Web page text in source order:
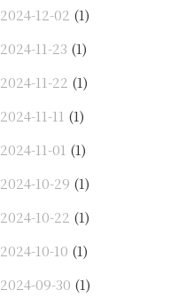
2024-12-02 (1)
2024-11-23 (1)
2024-11-22 (1)
2024-11-11 (1)
2024-11-01 (1)
2024-10-29 (1)
2024-10-22 (1)
2024-10-10 (1)
2024-09-30 (1)